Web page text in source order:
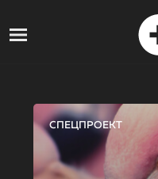
СПЕЦПРОЕКТ